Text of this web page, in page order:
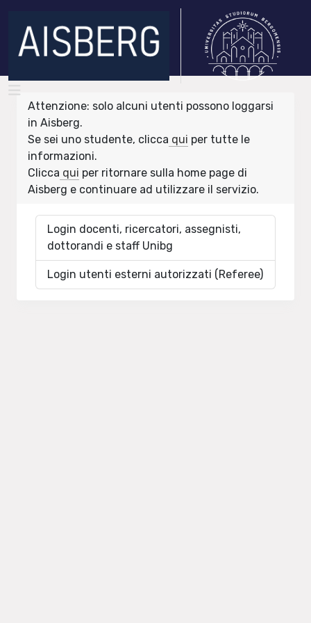
Attenzione: solo alcuni utenti possono loggarsi
in Aisberg.
Se sei uno studente, clicca qui per tutte le
informazioni.
Clicca qui per ritornare sulla home page di
Aisberg e continuare ad utilizzare il servizio.
Login docenti, ricercatori, assegnisti,
dottorandi e staff Unibg
Login utenti esterni autorizzati (Referee)